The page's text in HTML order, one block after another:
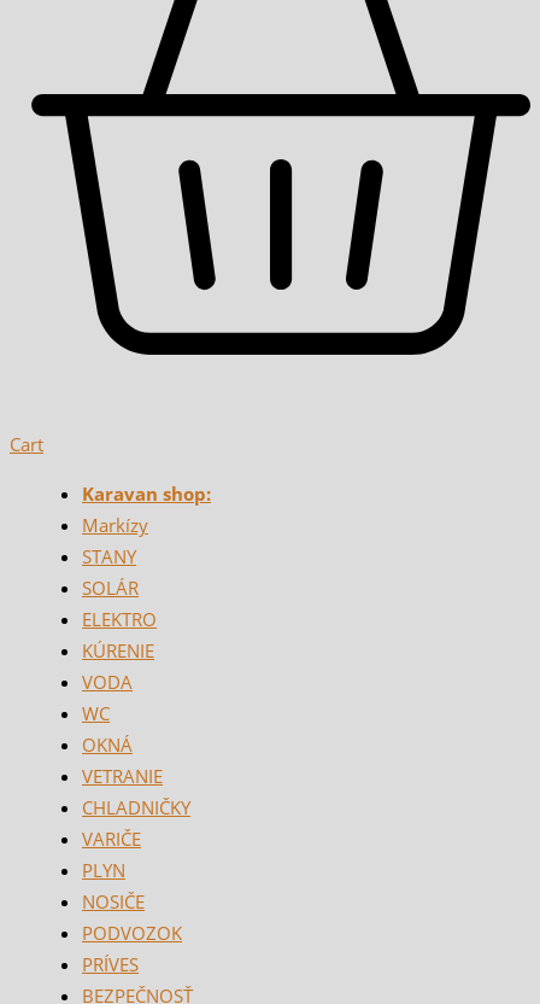
Cart
Karavan shop:
Markízy
STANY
SOLÁR
ELEKTRO
KÚRENIE
VODA
WC
OKNÁ
VETRANIE
CHLADNIČKY
VARIČE
PLYN
NOSIČE
PODVOZOK
PRÍVES
BEZPEČNOSŤ